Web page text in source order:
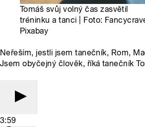
Tomáš svůj volný čas zasvětil
tréninku a tanci | Foto:
Pixabay
Neřeším, jestli jsem tanečník, Rom,
Jsem obyčejný člověk, říká tanečník
3:59